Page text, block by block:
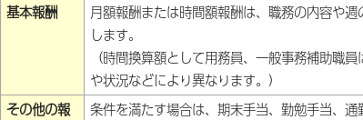
基本報酬
月額報酬または時間額報酬は、職務の内容や
します。
（時間換算額として用務員、一般事務補助
や状況などにより異なります。）
その他の報
条件を満たす場合は、期末手当、勤勉手当、通